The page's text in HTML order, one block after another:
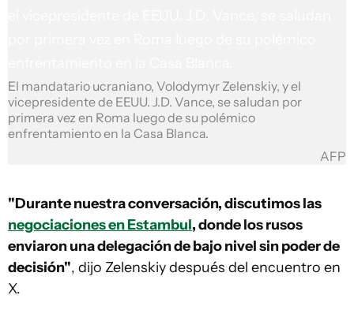
El mandatario ucraniano, Volodymyr Zelenskiy, y el
vicepresidente de EEUU. J.D. Vance, se saludan por
primera vez en Roma luego de su polémico
enfrentamiento en la Casa Blanca.
AFP
"Durante nuestra conversación, discutimos las
negociaciones en Estambul, donde los rusos
enviaron una delegación de bajo nivel sin poder de
decisión", dijo Zelenskiy después del encuentro en
X.